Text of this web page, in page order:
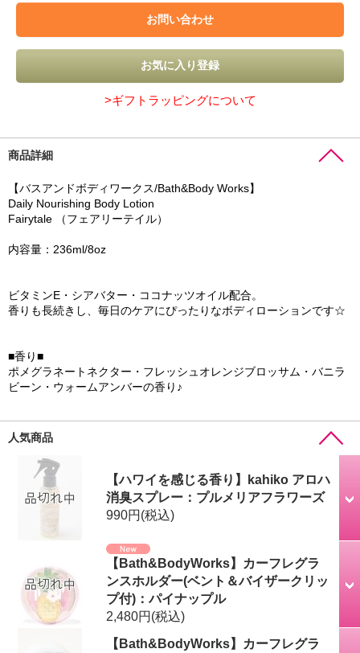
>ギフトラッピングについて
商品詳細
【バスアンドボディワークス/Bath&Body Works】
Daily Nourishing Body Lotion
Fairytale （フェアリーテイル）
内容量：236ml/8oz
ビタミンE・シアバター・ココナッツオイル配合。
香りも長続きし、毎日のケアにぴったりなボディローションです☆
■香り■
ポメグラネートネクター・フレッシュオレンジブロッサム・バニラ
ビーン・ウォームアンバーの香り♪
人気商品
【ハワイを感じる香り】kahiko アロハ
消臭スプレー：プルメリアフラワーズ
990円(税込)
【Bath&BodyWorks】カーフレグラ
ンスホルダー(ベント＆バイザークリッ
プ付)：パイナップル
2,480円(税込)
【Bath&BodyWorks】カーフレグラ